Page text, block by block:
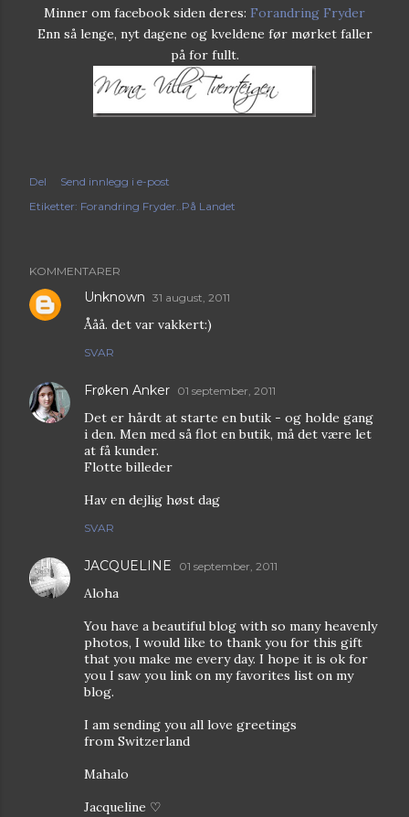
Minner om facebook siden deres: Forandring Fryder
Enn så lenge, nyt dagene og kveldene før mørket faller
på for fullt.
Del
Send innlegg i e-post
Etiketter: Forandring Fryder..På Landet
KOMMENTARER
Unknown 31 august, 2011
Ååå. det var vakkert:)
SVAR
Frøken Anker 01 september, 2011
Det er hårdt at starte en butik - og holde gang
i den. Men med så flot en butik, må det være let
at få kunder.
Flotte billeder
Hav en dejlig høst dag
SVAR
JACQUELINE 01 september, 2011
Aloha
You have a beautiful blog with so many heavenly
photos, I would like to thank you for this gift
that you make me every day. I hope it is ok for
you I saw you link on my favorites list on my
blog.
I am sending you all love greetings
from Switzerland
Mahalo
Jacqueline ♡